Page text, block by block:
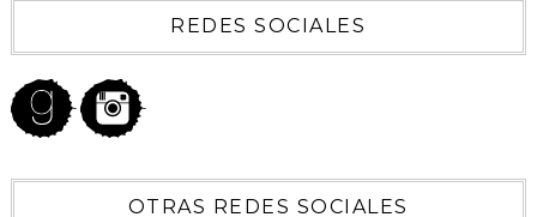
REDES SOCIALES
OTRAS REDES SOCIALES